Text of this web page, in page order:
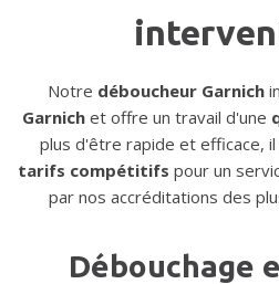
Notre déboucheur Garnich
Garnichet offre un travail d'une
plus d'être rapide et efficace,
tarifs compétitifs pour un
par nos accréditations des
Débouchage